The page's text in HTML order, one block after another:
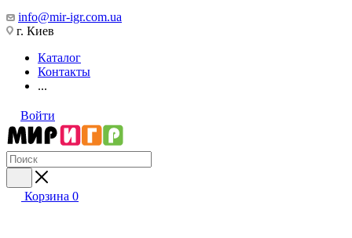
info@mir-igr.com.ua
г. Киев
Каталог
Контакты
...
Войти
Корзина 0